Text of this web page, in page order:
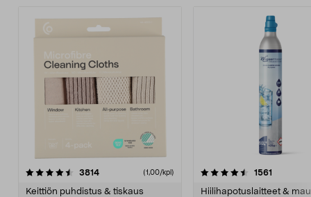
3814arvostelut (1,00/kpl)
Keittiön puhdistus & tiskaus
4.5viidestä
1561
Hiilihapotuslaitteet &
4.5viidestä